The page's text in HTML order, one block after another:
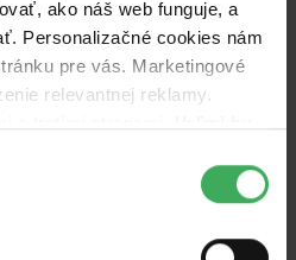
ako náš web funguje, a
Personalizačné cookies nám
pre vás. Marketingové
relevantnej reklamy.
vašu